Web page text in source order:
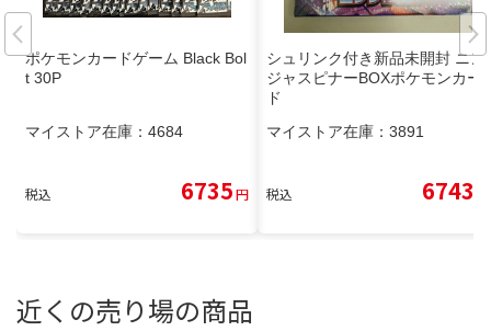
ポケモンカードゲーム Black Bol
t 30P
マイストア在庫： 4684
税込 6735円
シュリンク付き新品未開封 ニン
ジャスピナーBOXポケモンカー
ド
マイストア在庫： 3891
税込 6743
近くの売り場の商品